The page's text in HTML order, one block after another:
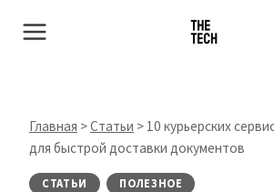
Главная >Статьи > 10 курьерских
для быстрой доставки документов
СТАТЬИ ПОЛЕЗНОЕ